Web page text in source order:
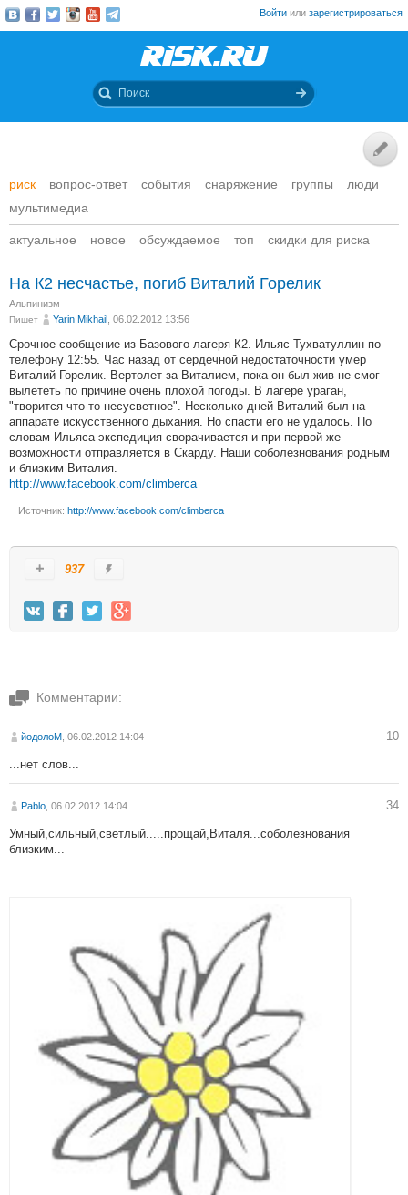
Войти или зарегистрироваться
риск вопрос-ответ события снаряжение группы
люди
мультимедиа
актуальное новое обсуждаемое топ скидки для риска
На К2 несчастье, погиб Виталий Горелик
Альпинизм
Пишет Yarin Mikhail , 06.02.2012 13:56
Срочное сообщение из Базового лагеря К2. Ильяс Тухватуллин по
телефону 12:55. Час назад от сердечной недостаточности умер
Виталий Горелик. Вертолет за Виталием, пока он был жив не смог
вылететь по причине очень плохой погоды. В лагере ураган,
"творится что-то несусветное". Несколько дней Виталий был на
аппарате искусственного дыхания. Но спасти его не удалось. По
словам Ильяса экспедиция сворачивается и при первой же
возможности отправляется в Скарду. Наши соболезнования родным
и близким Виталия.
http://www.facebook.com/climberca
Источник: http://www.facebook.com/climberca
937
Комментарии:
йодолоМ , 06.02.2012 14:04 10
...нет слов...
Pablo , 06.02.2012 14:04 34
Умный,сильный,светлый.....прощай,Виталя...соболезнования
близким...